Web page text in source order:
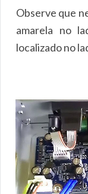
Observe que
amarela no
localizado no